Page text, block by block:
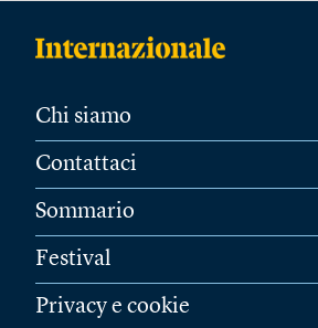
Chi siamo
Contattaci
Sommario
Festival
Privacy e cookie